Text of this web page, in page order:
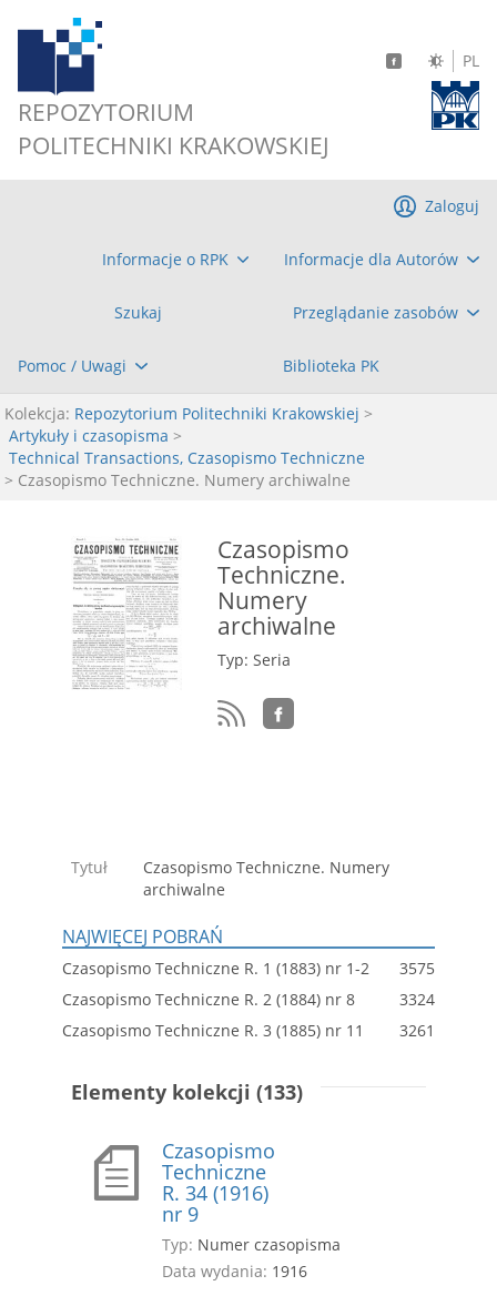
REPOZYTORIUM
POLITECHNIKI KRAKOWSKIEJ
PL
Informacje o RPK Informacje dla Autorów
Szukaj Przeglądanie zasobów
Pomoc / Uwagi Biblioteka PK
Zaloguj
Kolekcja: Repozytorium Politechniki Krakowskiej >
Artykuły i czasopisma >
Technical Transactions, Czasopismo Techniczne
> Czasopismo Techniczne. Numery archiwalne
Czasopismo
Techniczne.
Numery
archiwalne
Typ: Seria
Tytuł
Czasopismo Techniczne. Numery
archiwalne
NAJWIĘCEJ POBRAŃ
Czasopismo Techniczne R. 1 (1883) nr 1-2
3575
Czasopismo Techniczne R. 2 (1884) nr 8
3324
Czasopismo Techniczne R. 3 (1885) nr 11
3261
Elementy kolekcji (133)
Czasopismo
Techniczne
R. 34 (1916)
nr 9
Typ: Numer czasopisma
Data wydania: 1916